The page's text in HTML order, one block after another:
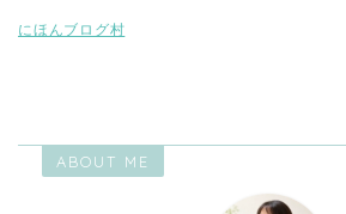
にほんブログ村
ABOUT ME